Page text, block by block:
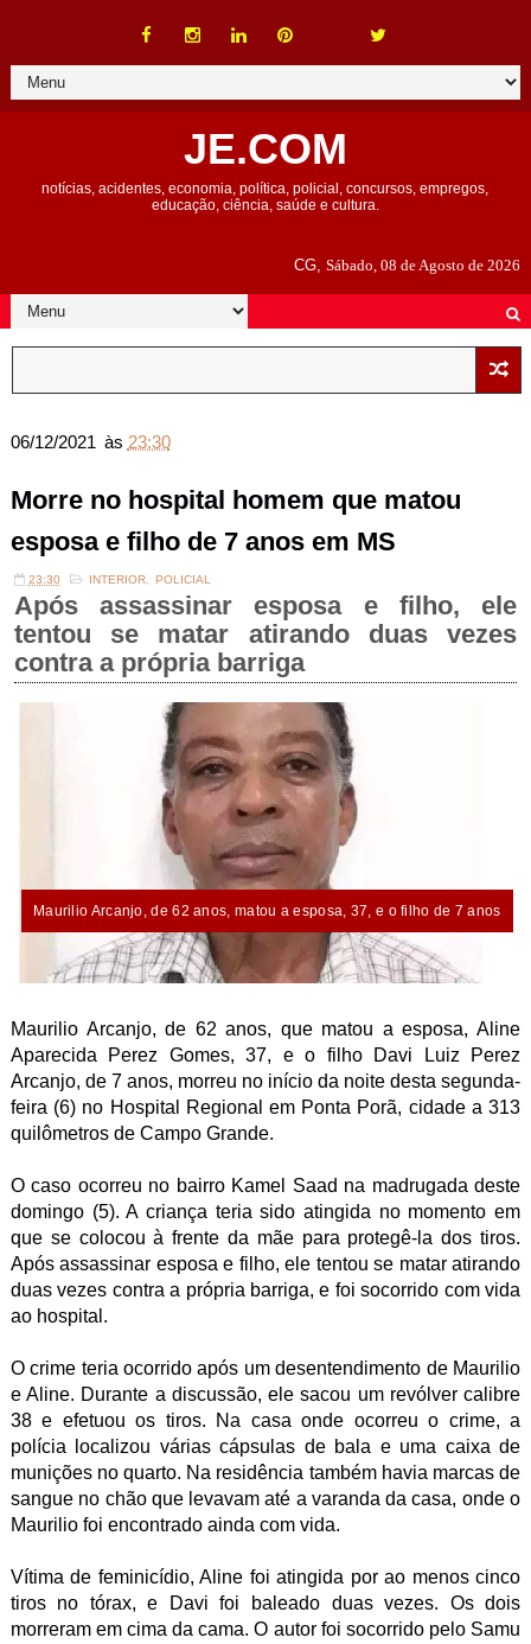
JE.COM
notícias, acidentes, economia, política, policial, concursos, empregos,
educação, ciência, saúde e cultura.
CG,Sábado, 08 de Agosto de 2026
06/12/2021 às 23:30
Morre no hospital homem que matou
esposa e filho de 7 anos em MS
23:30 INTERIOR, POLICIAL
Após assassinar esposa e filho, ele
tentou se matar atirando duas vezes
contra a própria barriga
Maurilio Arcanjo, de 62 anos, matou a esposa, 37, e o filho de 7 anos
Maurilio Arcanjo, de 62 anos, que matou a esposa, Aline
Aparecida Perez Gomes, 37, e o filho Davi Luiz Perez
Arcanjo, de 7 anos, morreu no início da noite desta segunda-
feira (6) no Hospital Regional em Ponta Porã, cidade a 313
quilômetros de Campo Grande.
O caso ocorreu no bairro Kamel Saad na madrugada deste
domingo (5). A criança teria sido atingida no momento em
que se colocou à frente da mãe para protegê-la dos tiros.
Após assassinar esposa e filho, ele tentou se matar atirando
duas vezes contra a própria barriga, e foi socorrido com vida
ao hospital.
O crime teria ocorrido após um desentendimento de Maurilio
e Aline. Durante a discussão, ele sacou um revólver calibre
38 e efetuou os tiros. Na casa onde ocorreu o crime, a
polícia localizou várias cápsulas de bala e uma caixa de
munições no quarto. Na residência também havia marcas de
sangue no chão que levavam até a varanda da casa, onde o
Maurilio foi encontrado ainda com vida.
Vítima de feminicídio, Aline foi atingida por ao menos cinco
tiros no tórax, e Davi foi baleado duas vezes. Os dois
morreram em cima da cama. O autor foi socorrido pelo Samu